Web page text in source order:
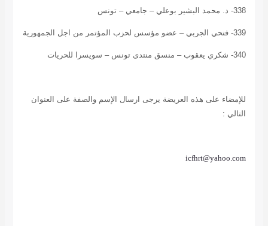
338- د. محمد البشير بوعلي – جامعي – تونس
339- فتحي الجربي – عضو مؤسس لحزب المؤتمر من اجل الجمهورية
340- شكري يعقوب – منسق منتدى تونس – سويسرا للحريات
للإمضاء على هذه العريضة يرجى ارسال الإسم والصفة على العنوان
التالي :
icfhrt@yahoo.com